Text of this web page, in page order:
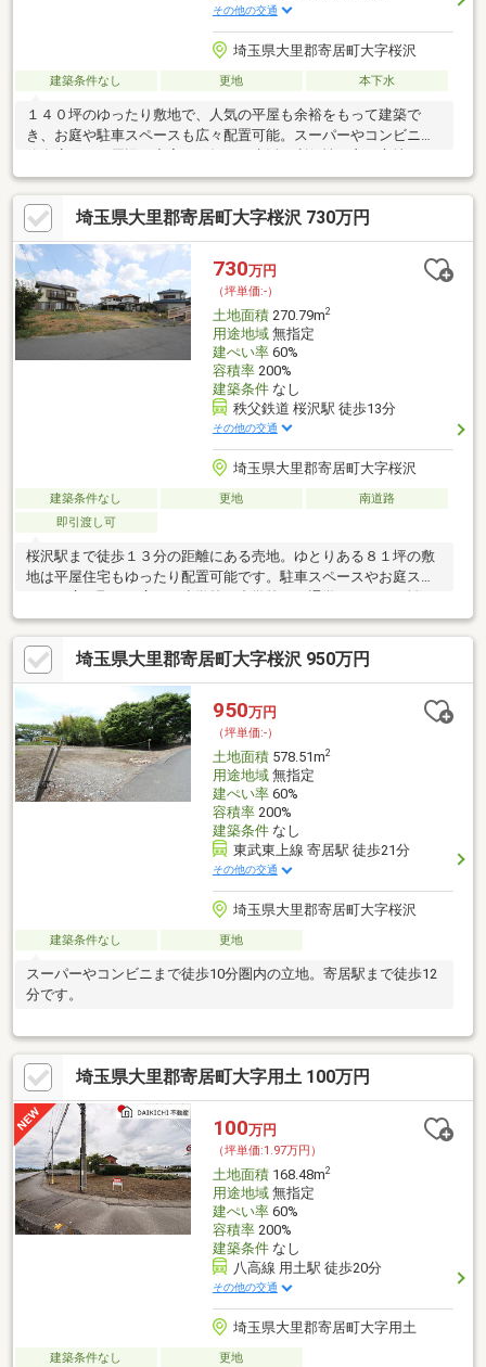
その他の交通
埼玉県大里郡寄居町大字桜沢
建築条件なし 更地 本下水
１４０坪のゆったり敷地で、人気の平屋も余裕をもって建築で
き、お庭や駐車スペースも広々配置可能。スーパーやコンビニ・
飲食店なども周辺に充実し、毎日の生活に利便性の良い立地で
す。桜沢駅まで徒歩７分の距離で通勤通学に便利！桜沢小学校・
寄居中学校まで徒歩１０分以内でお子様の通学も安心の距離で
す。
埼玉県大里郡寄居町大字桜沢 730万円
730万円
（坪単価:-）
土地面積270.79m2
用途地域無指定
建ぺい率60%
容積率200%
建築条件なし
秩父鉄道 桜沢駅 徒歩13分
その他の交通
埼玉県大里郡寄居町大字桜沢
建築条件なし 更地
南道路
即引渡し可
桜沢駅まで徒歩１３分の距離にある売地。ゆとりある８１坪の敷
地は平屋住宅もゆったり配置可能です。駐車スペースやお庭スペ
す。
埼玉県大里郡寄居町大字桜沢 950万円
950万円
（坪単価:-）
土地面積578.51m2
用途地域無指定
建ぺい率60%
容積率200%
建築条件なし
東武東上線 寄居駅 徒歩21分
その他の交通
埼玉県大里郡寄居町大字桜沢
建築条件なし 更地
スーパーやコンビニまで徒歩10分圏内の立地。寄居駅まで徒歩12
分です。
埼玉県大里郡寄居町大字用土 100万円
100万円
（坪単価:1.97万円）
土地面積168.48m2
用途地域無指定
建ぺい率60%
容積率200%
建築条件なし
八高線 用土駅 徒歩20分
その他の交通
埼玉県大里郡寄居町大字用土
建築条件なし 更地